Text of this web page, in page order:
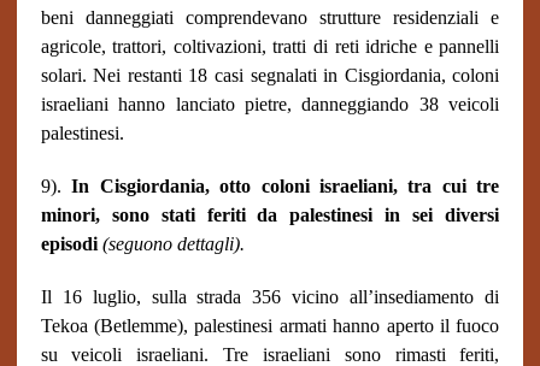
beni danneggiati comprendevano strutture residenziali e
agricole, trattori, coltivazioni, tratti di reti idriche e pannelli
solari. Nei restanti 18 casi segnalati in Cisgiordania, coloni
israeliani hanno lanciato pietre, danneggiando 38 veicoli
palestinesi.
9).In Cisgiordania, otto coloni israeliani, tra cui tre
minori, sono stati feriti da palestinesi in sei diversi
episodi (seguono dettagli).
Il 16 luglio, sulla strada 356 vicino all’insediamento di
Tekoa (Betlemme), palestinesi armati hanno aperto il fuoco
su veicoli israeliani. Tre israeliani sono rimasti feriti,